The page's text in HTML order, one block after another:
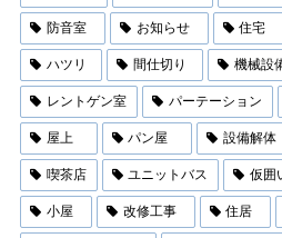
防音室 お知らせ 住宅
ハツリ 間仕切り 機械設
レントゲン室 パーテーション
屋上 パン屋 設備解体
喫茶店 ユニットバス 仮囲
小屋 改修工事 住居